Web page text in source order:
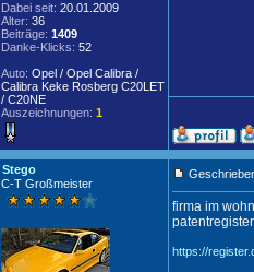
Dabei seit: 20.01.2009
Alter: 36
Beiträge: 1409
Danke-Klicks: 52
Auto: Opel / Opel Calibra /
Calibra Keke Rosberg C20LET
/ C20NE
Auszeichnungen: 1
Stego
C-T Großmeister
firma im
https://